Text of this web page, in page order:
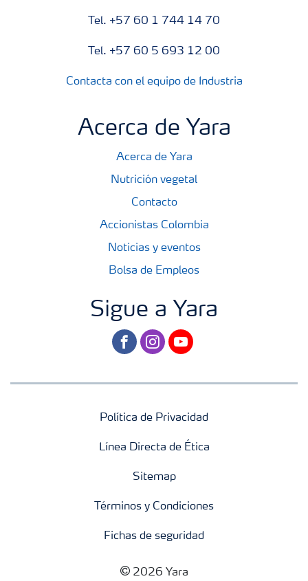
Tel. +57 60 1 744 14 70
Tel. +57 60 5 693 12 00
Contacta con el equipo de Industria
Acerca de Yara
Acerca de Yara
Nutrición vegetal
Contacto
Accionistas Colombia
Noticias y eventos
Bolsa de Empleos
Sigue a Yara
facebookinstagram
youtube
Política de Privacidad
Línea Directa de Ética
Sitemap
Términos y Condiciones
Fichas de seguridad
2026 Yara